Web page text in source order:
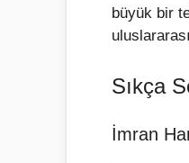
büyük bir
Sıkça
İmran